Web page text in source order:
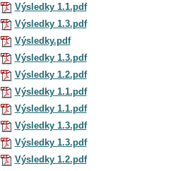
Výsledky 1.1.pdf
Výsledky 1.3.pdf
Výsledky.pdf
Výsledky 1.3.pdf
Výsledky 1.2.pdf
Výsledky 1.1.pdf
Výsledky 1.1.pdf
Výsledky 1.3.pdf
Výsledky 1.3.pdf
Výsledky 1.2.pdf